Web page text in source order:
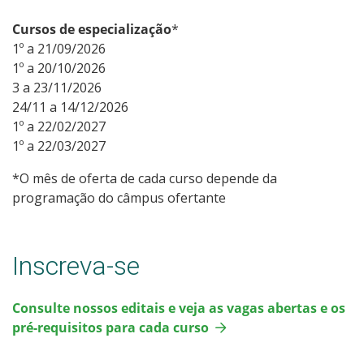
Cursos de especialização*
1º a 21/09/2026
1º a 20/10/2026
3 a 23/11/2026
24/11 a 14/12/2026
1º a 22/02/2027
1º a 22/03/2027
*O mês de oferta de cada curso depende da
programação do câmpus ofertante
Inscreva-se
Consulte nossos editais e veja as vagas abertas e os
pré-requisitos para cada curso